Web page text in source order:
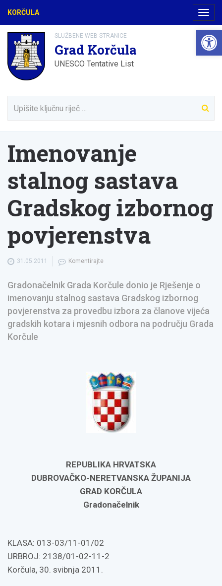
KORČULA
SLUŽBENE WEB STRANICE
Grad Korčula
UNESCO Tentative List
Imenovanje
stalnog sastava
Gradskog izbornog
povjerenstva
31.05.2011 Komentirajte
Gradonačelnik Grada Korčule donio je Rješenje o
imenovanju stalnog sastava Gradskog izbornog
povjerenstva za provedbu izbora za članove vijeća
gradskih kotara i mjesnih odbora na području Grada
Korčule
REPUBLIKA HRVATSKA
DUBROVAČKO-NERETVANSKA ŽUPANIJA
GRAD KORČULA
Gradonačelnik
KLASA: 013-03/11-01/02
URBROJ: 2138/01-02-11-2
Korčula, 30. svibnja 2011.